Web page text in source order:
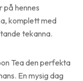
på hennes
komplett med
tekanna.
Tea den perfekta
En mysig dag